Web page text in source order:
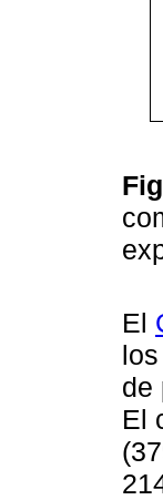
El
de
El